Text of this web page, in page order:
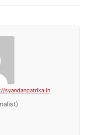
syandanpatrika.in